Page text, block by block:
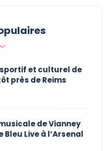
et culturel de
près de Reims
de Vianney
Bleu Live à l’Arsenal